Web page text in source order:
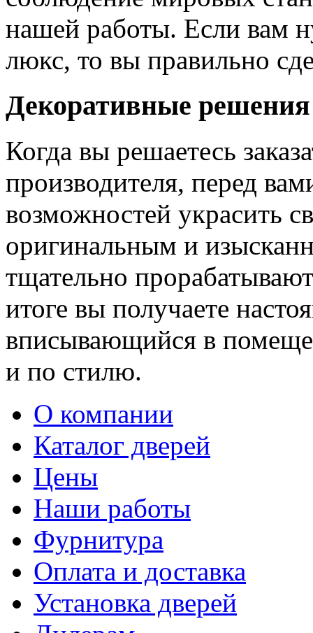
нашей работы. Если вам
люкс, то вы правильно
Декоративные решения
Когда вы решаетесь
производителя, перед
возможностей украсить
оригинальным и
тщательно
итоге вы получаете
вписывающийся в
и по стилю.
О компании
Каталог дверей
Цены
Наши работы
Фурнитура
Оплата и доставка
Установка дверей